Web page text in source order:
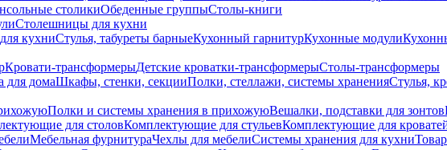
столикиОбеденные группыСтолы-книги
Столешницы для кухни
кухниСтулья, табуреты барныеКухонный гарнитурКухонные модули
Кровати-трансформерыДетские кроватки-трансформерыСтолы-трансформеры
для домаШкафы, стенки, секцииПолки, стеллажи, системы храненияСтулья,
Полки и системы хранения в прихожуюВешалки, подставки для зонтов
для столовКомплектующие для стульевКомплектующие для
Мебельная фурнитураЧехлы для мебелиСистемы хранения для кухни